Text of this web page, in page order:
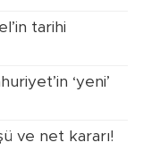
tarihi
‘yeni’
ve net kararı!